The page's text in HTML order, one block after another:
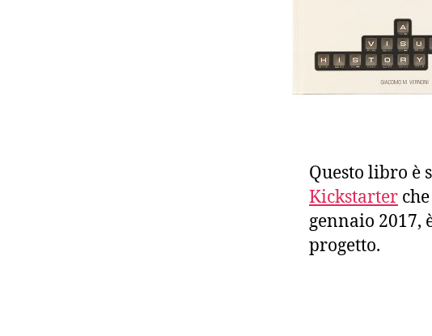
Questo libro è
Kickstarter
gennaio 2017,
progetto.